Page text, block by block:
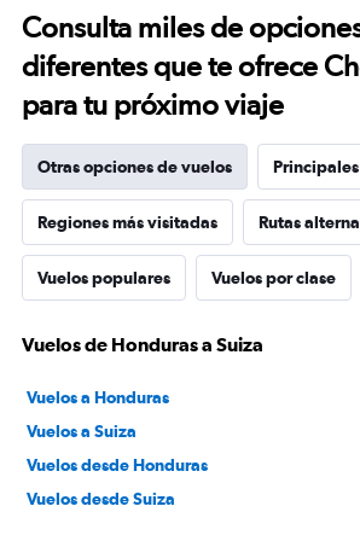
Consulta miles de
diferentes que te ofrece
para tu próximo viaje
Otras opciones de vuelos
Regiones más visitadas Rutas
Vuelos populares Vuelos por clase
Vuelos de Honduras a Suiza
Vuelos a Honduras
Vuelos a Suiza
Vuelos desde Honduras
Vuelos desde Suiza